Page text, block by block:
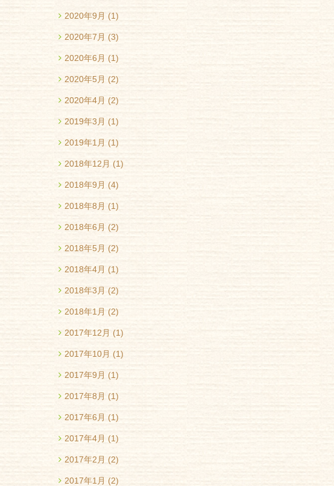
2020年9月 (1)
2020年7月 (3)
2020年6月 (1)
2020年5月 (2)
2020年4月 (2)
2019年3月 (1)
2019年1月 (1)
2018年12月 (1)
2018年9月 (4)
2018年8月 (1)
2018年6月 (2)
2018年5月 (2)
2018年4月 (1)
2018年3月 (2)
2018年1月 (2)
2017年12月 (1)
2017年10月 (1)
2017年9月 (1)
2017年8月 (1)
2017年6月 (1)
2017年4月 (1)
2017年2月 (2)
2017年1月 (2)